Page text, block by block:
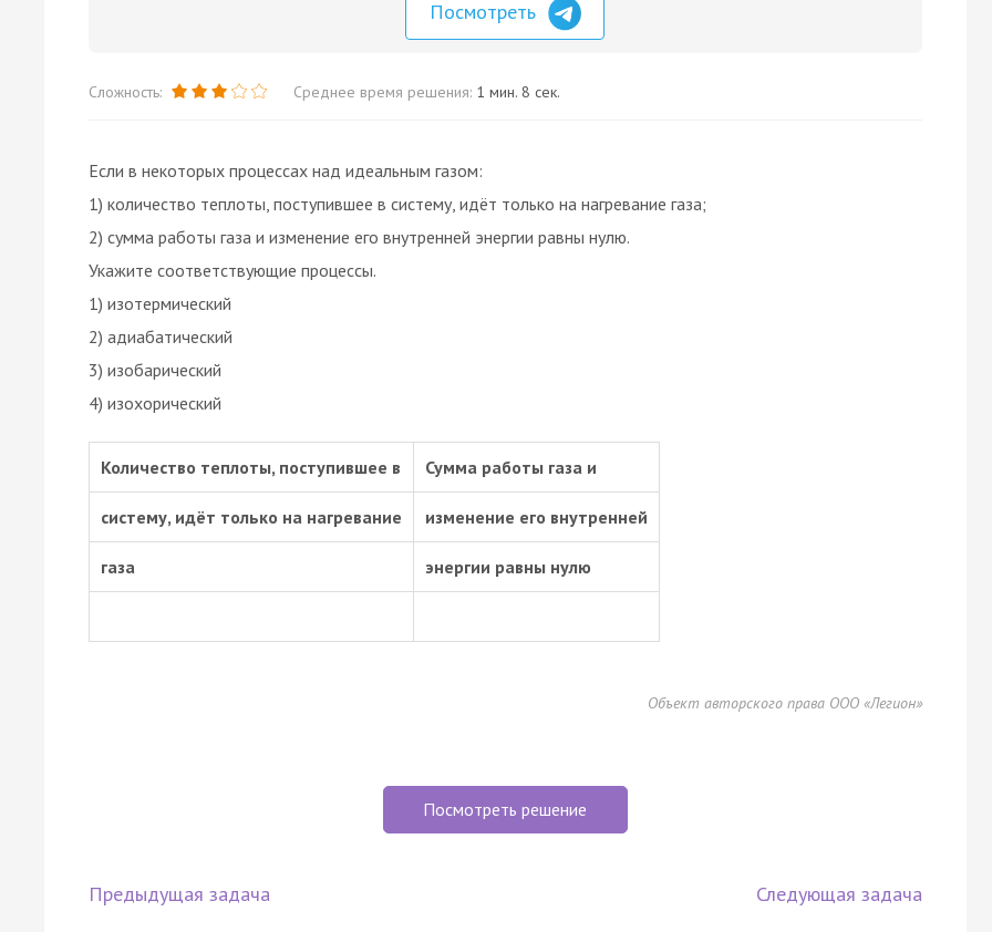
Посмотреть
Сложность: Среднее время решения: 1 мин. 8 сек.
Если в некоторых процессах над идеальным газом:
1) количество теплоты, поступившее в систему, идёт только на нагревание газа;
2) сумма работы газа и изменение его внутренней энергии равны нулю.
Укажите соответствующие процессы.
1) изотермический
2) адиабатический
3) изобарический
4) изохорический
Количество теплоты, поступившее в Сумма работы газа и
систему, идёт только на нагревание изменение его внутренней
газа энергии равны нулю
Объект авторского права ООО «Легион»
Посмотреть решение
Предыдущая задача Следующая задача